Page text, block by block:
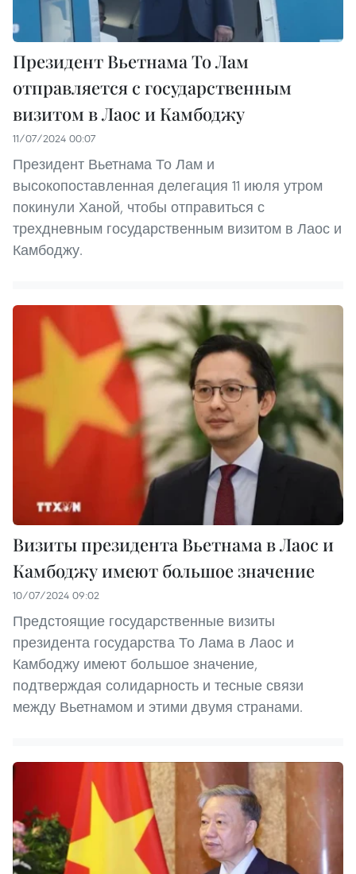
Президент Вьетнама То Лам
отправляется с государственным
визитом в Лаос и Камбоджу
11/07/2024 00:07
Президент Вьетнама То Лам и
высокопоставленная делегация 11 июля утром
покинули Ханой, чтобы отправиться с
трехдневным государственным визитом в Лаос и
Камбоджу.
Визиты президента Вьетнама в Лаос и
Камбоджу имеют большое значение
10/07/2024 09:02
Предстоящие государственные визиты
президента государства То Лама в Лаос и
Камбоджу имеют большое значение,
подтверждая солидарность и тесные связи
между Вьетнамом и этими двумя странами.